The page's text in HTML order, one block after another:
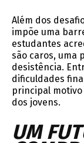
Além dos
impõe uma
estudantes
são caros, uma
desistência.
dificuldades
principal
dos jovens.
UM